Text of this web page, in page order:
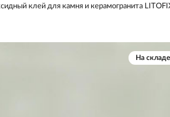
клей для камня и керамогранита
На складе